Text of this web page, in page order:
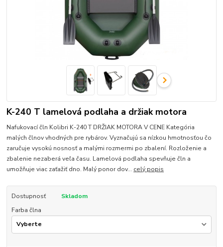
K-240 T lamelová podlaha a držiak motora
Nafukovací čln Kolibri K-240 T DRŽIAK MOTORA V CENE Kategória
malých člnov vhodných pre rybárov. Vyznačujú sa nízkou hmotnosťou čo
zaručuje vysokú nosnosť a malými rozmermi po zbalení. Rozloženie a
zbalenie nezaberá veľa času. Lamelová podlaha spevňuje čln a
umožňuje viac zaťažiť dno. Malý ponor dov... celý popis
Dostupnosť
Skladom
Farba člna